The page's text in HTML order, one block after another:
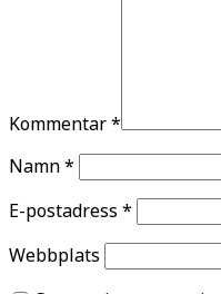
Kommentar*
Namn*
E-postadress *
Webbplats